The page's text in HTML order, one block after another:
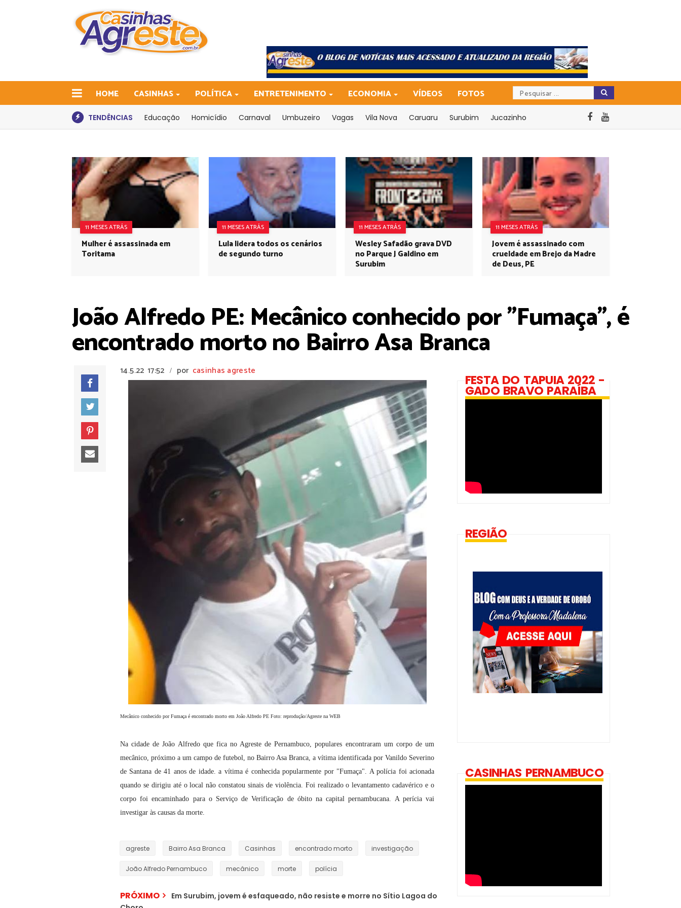
HOME CASINHAS POLÍTICA ENTRETENIMENTO ECONOMIA VÍDEOS FOTOS
TENDÊNCIAS Educação Homicídio Carnaval Umbuzeiro Vagas Vila Nova Caruaru Surubim Jucazinho
11 MESES ATRÁS
Mulher é assassinada em
Toritama
11 MESES ATRÁS
Lula lidera todos os cenários
de segundo turno
11 MESES ATRÁS
Wesley Safadão grava DVD
no Parque J Galdino em
Surubim
11 MESES ATRÁS
Jovem é assassinado com
crueldade em Brejo da Madre
de Deus, PE
João Alfredo PE: Mecânico conhecido por "Fumaça", é
encontrado morto no Bairro Asa Branca
14.5.22 17:52 / por casinhas agreste
Mecânico conhecido por Fumaça é encontrado morto em João Alfredo PE Foto: reprodução/Agreste na WEB
Na cidade de João Alfredo que fica no Agreste de Pernambuco, populares encontraram um corpo de um
mecânico, próximo a um campo de futebol, no Bairro Asa Branca, a vítima identificada por Vanildo Severino
de Santana de 41 anos de idade. a vítima é conhecida popularmente por "Fumaça". A polícia foi acionada
quando se dirigiu até o local não constatou sinais de violência. Foi realizado o levantamento cadavérico e o
corpo foi encaminhado para o Serviço de Verificação de óbito na capital pernambucana. A perícia vai
investigar às causas da morte.
agreste Bairro Asa Branca Casinhas encontrado morto investigação
João Alfredo Pernambuco mecânico morte polícia
PRÓXIMO
Em Surubim, jovem é esfaqueado, não resiste e morre no Sítio Lagoa do
FESTA DO TAPUIA 2022 -
GADO BRAVO PARAÍBA
REGIÃO
CASINHAS PERNAMBUCO